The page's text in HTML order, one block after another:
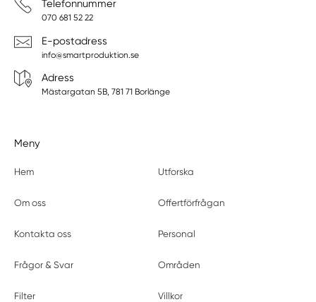
Telefonnummer
070 681 52 22
E-postadress
info@smartproduktion.se
Adress
Mästargatan 5B, 781 71 Borlänge
Meny
Hem Utforska
Om oss Offertförfrågan
Kontakta oss Personal
Frågor & Svar Områden
Filter Villkor